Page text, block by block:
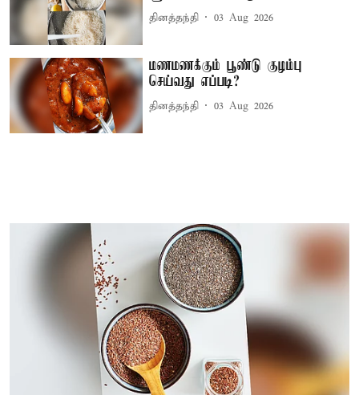
தினத்தந்தி 03 Aug 2026
மணமணக்கும் பூண்டு குழம்பு
செய்வது எப்படி?
தினத்தந்தி 03 Aug 2026